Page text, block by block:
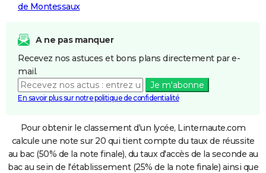
de Montessaux
A ne pas manquer
Recevez nos astuces et bons plans directement par e-
mail.
Je m'abonne
En savoir plus sur notre politique de confidentialité
Pour obtenir le classement d'un lycée, Linternaute.com
calcule une note sur 20 qui tient compte du taux de réussite
au bac (50% de la note finale), du taux d'accès de la seconde au
bac au sein de l'établissement (25% de la note finale) ainsi que